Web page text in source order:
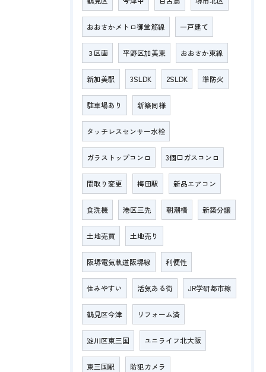
おおさかメトロ御堂筋線 一戸建て
３区画 平野区加美東 おおさか東線
新加美駅 3SLDK 2SLDK 準防火
駐車場あり 新築同様
タッチレスセンサー水栓
ガラストップコンロ 3個口ガスコンロ
間取り変更 梅田駅 新品エアコン
食洗機 港区三先 朝潮橋 新築分譲
土地売買 土地売り
阪堺電気軌道阪堺線 利便性
住みやすい 活気ある街 JR学研都市線
鶴見区今津 リフォーム済
淀川区東三国 ユニライフ北大阪
東三国駅 防犯カメラ